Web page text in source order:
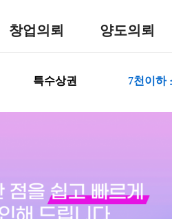
창업의뢰 양도의뢰
특수상권 7천이하